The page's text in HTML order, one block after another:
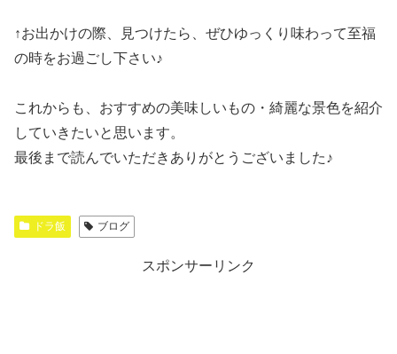
↑お出かけの際、見つけたら、ぜひゆっくり味わって至福
の時をお過ごし下さい♪
これからも、おすすめの美味しいもの・綺麗な景色を紹介
していきたいと思います。
最後まで読んでいただきありがとうございました♪
ドラ飯 ブログ
スポンサーリンク